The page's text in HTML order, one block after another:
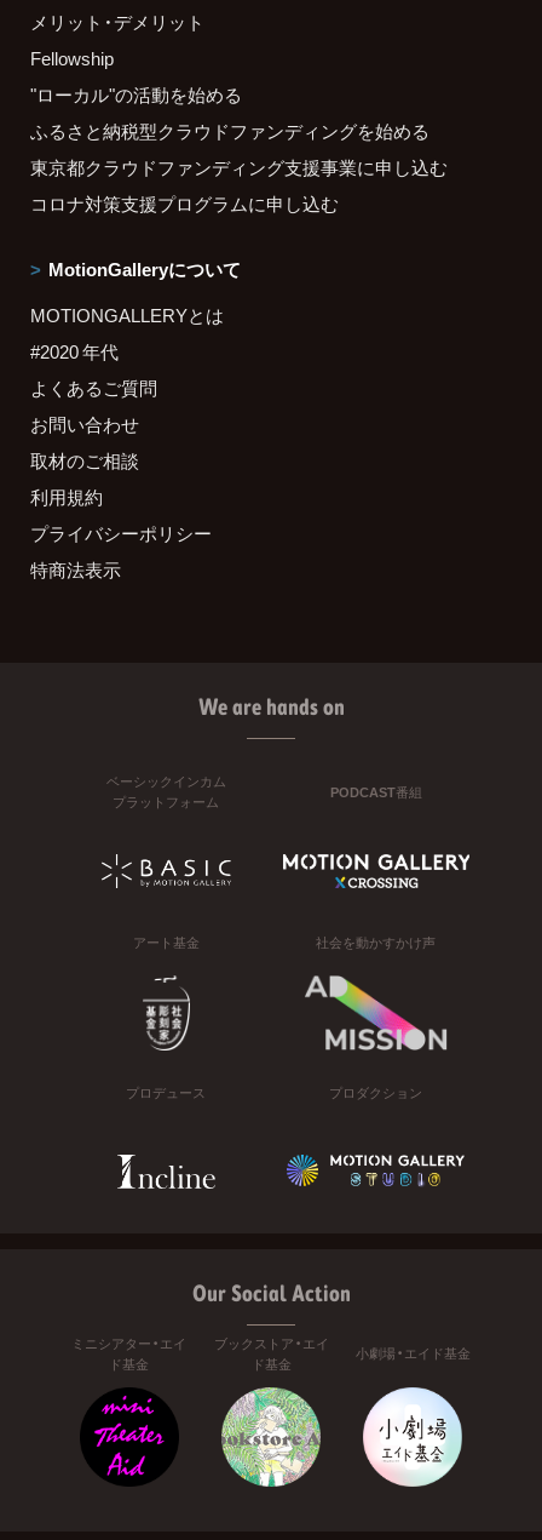
メリット・デメリット
Fellowship
"ローカル"の活動を始める
ふるさと納税型クラウドファンディングを始める
東京都クラウドファンディング支援事業に申し込む
コロナ対策支援プログラムに申し込む
MotionGalleryについて
MOTIONGALLERYとは
#2020 年代
よくあるご質問
お問い合わせ
取材のご相談
利用規約
プライバシーポリシー
特商法表示
We are hands on
ベーシックインカム
プラットフォーム
PODCAST番組
アート基金 社会を動かすかけ声
プロデュース プロダクション
Our Social Action
ミニシアター・エイ
ド基金
ブックストア・エイ
ド基金
小劇場・エイド基金